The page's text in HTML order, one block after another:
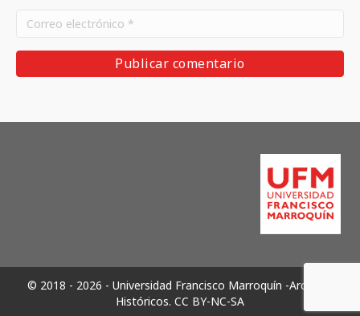
© 2018 - 2026 - Universidad Francisco Marroquín -Archivos
Históricos. CC BY-NC-SA